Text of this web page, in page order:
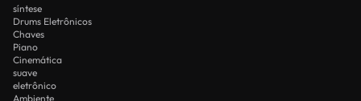
síntese
Drums Eletrônicos
Chaves
Piano
Cinemática
suave
eletrônico
Ambiente